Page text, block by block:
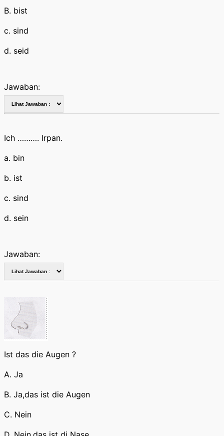
B. bist
c. sind
d. seid
Jawaban:
Ich ………. Irpan.
a. bin
b. ist
c. sind
d. sein
Jawaban:
Ist das die Augen ?
A. Ja
B. Ja,das ist die Augen
C. Nein